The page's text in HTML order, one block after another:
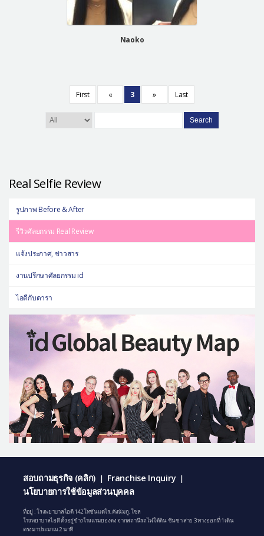
Naoko
First « 3 » Last
Search
Real Selfie Review
รูปภาพ Before & After
รีวิวศัลยกรรม Real Review
แจ้งประกาศ, ข่าวสาร
งานปรึกษาศัลยกรรม id
ไอดีกับดารา
สอบถามธุรกิจ (คลิก) | Franchise Inquiry |
นโยบายการใช้ข้อมูลส่วนบุคคล
ที่อยู่ : โรงพยาบาลไอดี 142 โทซันแดโร, คังนัมกู, โซล
โรงพยาบาลไอดี ตั้งอยู่ข้างโรงแรมยองดง จากสถานีรถไฟใต้ดิน ชินซา สาย 3 ทางออกที่ 1 เดิน
ตรงมาประมาณ 2 นาที